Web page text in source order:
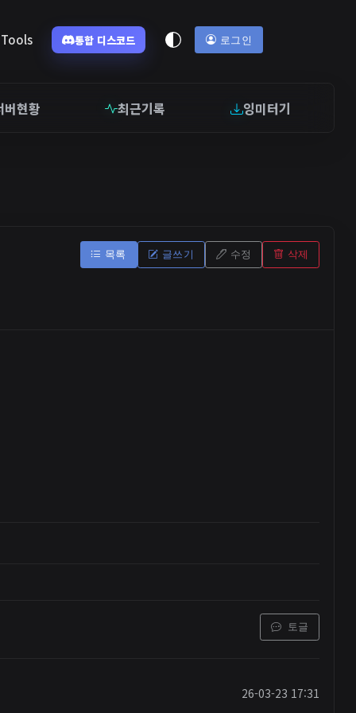
Tools 통합 디스코드 로그인
버현황 최근기록 잉미터기
목록 글쓰기 수정 삭제
토글
26-03-23 17:31